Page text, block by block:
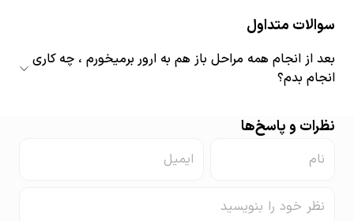
سوالات متداول
بعد از انجام همه مراحل باز هم به ارور برمیخورم ، چه کاری
انجام بدم؟
نظرات و پاسخ‌ها